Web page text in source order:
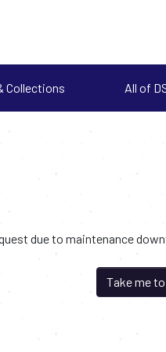
Collections All of
due to maintenance
Take me